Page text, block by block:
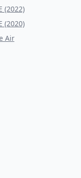
(2022)
(2020)
Air